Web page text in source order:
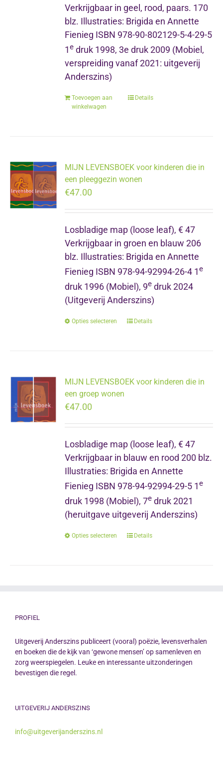
Verkrijgbaar in geel, rood, paars. 170
blz. Illustraties: Brigida en Annette
Fienieg ISBN 978-90-802129-5-4-29-5
1e druk 1998, 3e druk 2009 (Mobiel,
verspreiding vanaf 2021: uitgeverij
Anderszins)
Toevoegen aan
winkelwagen
Details
MIJN LEVENSBOEK voor kinderen die in
een pleeggezin wonen
€47.00
Losbladige map (loose leaf), € 47
Verkrijgbaar in groen en blauw 206
blz. Illustraties: Brigida en Annette
Fienieg ISBN 978-94-92994-26-4 1e
druk 1996 (Mobiel), 9e druk 2024
(Uitgeverij Anderszins)
Opties selecteren
Dit
variaties.
gekozen
worden
op
de
productpagina
Details
MIJN LEVENSBOEK voor kinderen die in
een groep wonen
€47.00
Losbladige map (loose leaf), € 47
Verkrijgbaar in blauw en rood 200 blz.
Illustraties: Brigida en Annette
Fienieg ISBN 978-94-92994-29-5 1e
druk 1998 (Mobiel), 7e druk 2021
(heruitgave uitgeverij Anderszins)
Opties selecteren
Dit
gekozen
worden
Details
PROFIEL
Uitgeverij Anderszins publiceert (vooral) poëzie, levensverhalen
en boeken die de kijk van ‘gewone mensen’ op samenleven en
zorg weerspiegelen. Leuke en interessante uitzonderingen
bevestigen die regel.
UITGEVERIJ ANDERSZINS
info@uitgeverijanderszins.nl